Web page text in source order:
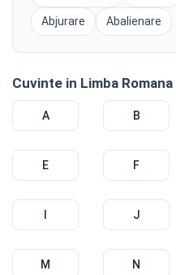
Abjurare Abalienare
Cuvinte in Limba
A B
E F
J
M N